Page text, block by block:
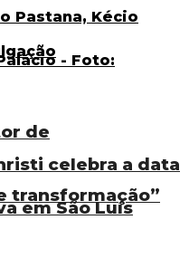
celebra a data
em São Luís
de
transformação”